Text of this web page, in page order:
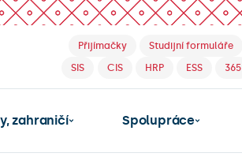
Přijímačky Studijní formuláře
SIS
CIS HRP ESS 365
zahraničí Spolupráce